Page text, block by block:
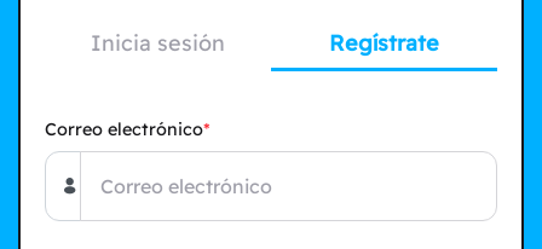
Inicia sesión Regístrate
Correo electrónico